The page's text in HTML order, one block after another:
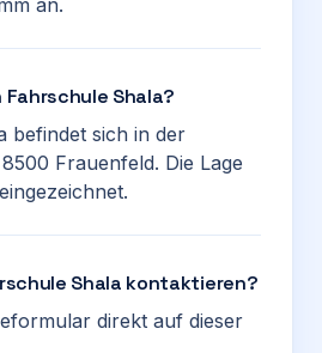
an.
Shala?
befindet sich in der
Frauenfeld. Die Lage
Shala kontaktieren?
direkt auf dieser